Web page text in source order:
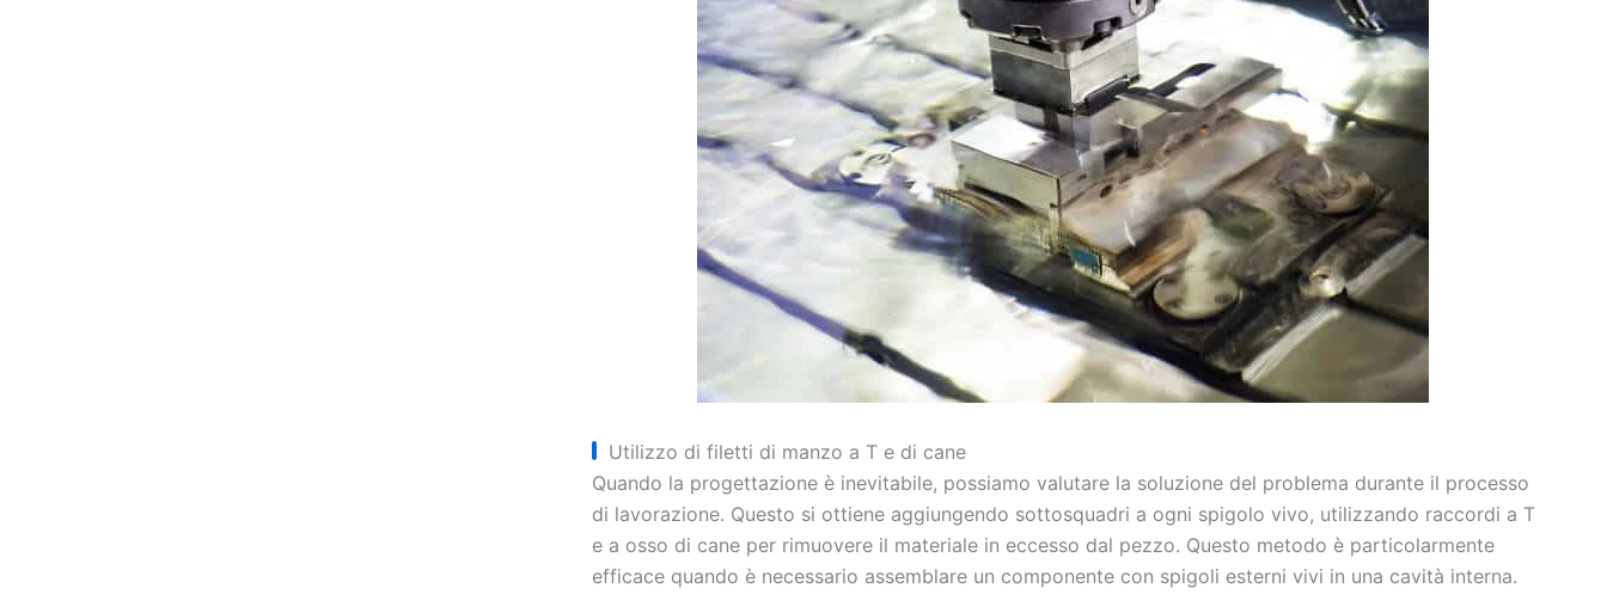
Utilizzo di filetti di manzo a T e di cane
Quando la progettazione è inevitabile, possiamo valutare la soluzione del problema durante il processo
di lavorazione. Questo si ottiene aggiungendo sottosquadri a ogni spigolo vivo, utilizzando raccordi a T
e a osso di cane per rimuovere il materiale in eccesso dal pezzo. Questo metodo è particolarmente
efficace quando è necessario assemblare un componente con spigoli esterni vivi in una cavità interna.